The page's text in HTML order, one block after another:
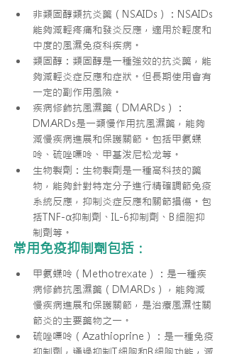
非類固醇類抗炎藥（NSAIDs）：NSAIDs
能夠減輕疼痛和發炎反應，適用於輕度和
中度的風濕免疫科疾病。
類固醇：類固醇是一種強效的抗炎藥，能
夠減輕炎症反應和症狀。但長期使用會有
一定的副作用風險。
疾病修飾抗風濕藥（DMARDs）：
DMARDs是一類慢作用抗風濕藥，能夠
減慢疾病進展和保護關節。包括甲氨蝶
呤、硫唑嘌呤、甲基泼尼松龙等。
生物製劑：生物製劑是一種高科技的藥
物，能夠針對特定分子進行精確調節免疫
系統反應，抑制炎症反應和關節損傷。包
括TNF-α抑制劑、IL-6抑制劑、B細胞抑
制劑等。
常用免疫抑制劑包括：
甲氨蝶呤（Methotrexate）：是一種疾
病修飾抗風濕藥（DMARDs），能夠減
慢疾病進展和保護關節，是治療風濕性關
節炎的主要藥物之一。
硫唑嘌呤（Azathioprine）：是一種免疫